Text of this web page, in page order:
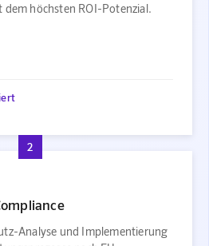
dem höchsten ROI-Potenzial.
2
Analyse und Implementierung